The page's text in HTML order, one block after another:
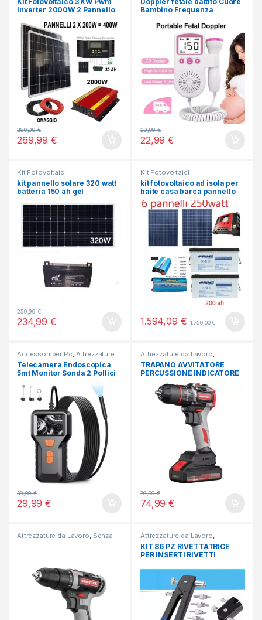
Inverter 2000W 2 Pannello
AH
269,99€
289,99€
Bambino Frequenza
Gravidanza Mamma
22,99€
29,99€
Kit Fotovoltaici
kit pannello solare 320 watt
batteria 150 ah gel
234,99€
259,99€
Kit Fotovoltaici
kit fotovoltaico ad isola per
baite casa barca pannello
solare batteria inverter
regolatore
1.594,09 € 1.750,00€
Accessori per Pc, Attrezzature
da Lavoro Telecamere
Telecamera Endoscopica
5mt Monitor Sonda 2 Pollici
29,99€
39,99€
Attrezzature da Lavoro,
Bricolage
TRAPANO AVVITATORE
PERCUSSIONE INDICATORE
CARICA BATTERIA LITIO LED
PERFORATORE
74,99€
79,99€
Attrezzature da Lavoro, Senza Attrezzature da Lavoro,
Bricolage
KIT 86 PZ RIVETTATRICE
PER INSERTI RIVETTI
M6 M8